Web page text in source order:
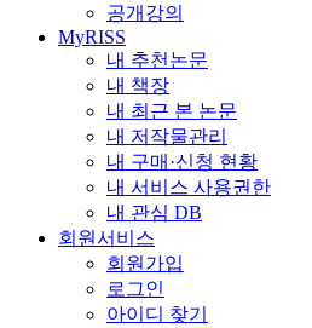
공개강의
MyRISS
내 추천논문
내 책장
내 최근 본 논문
내 저작물관리
내 구매·신청 현황
내 서비스 사용권한
내 관심 DB
회원서비스
회원가입
로그인
아이디 찾기